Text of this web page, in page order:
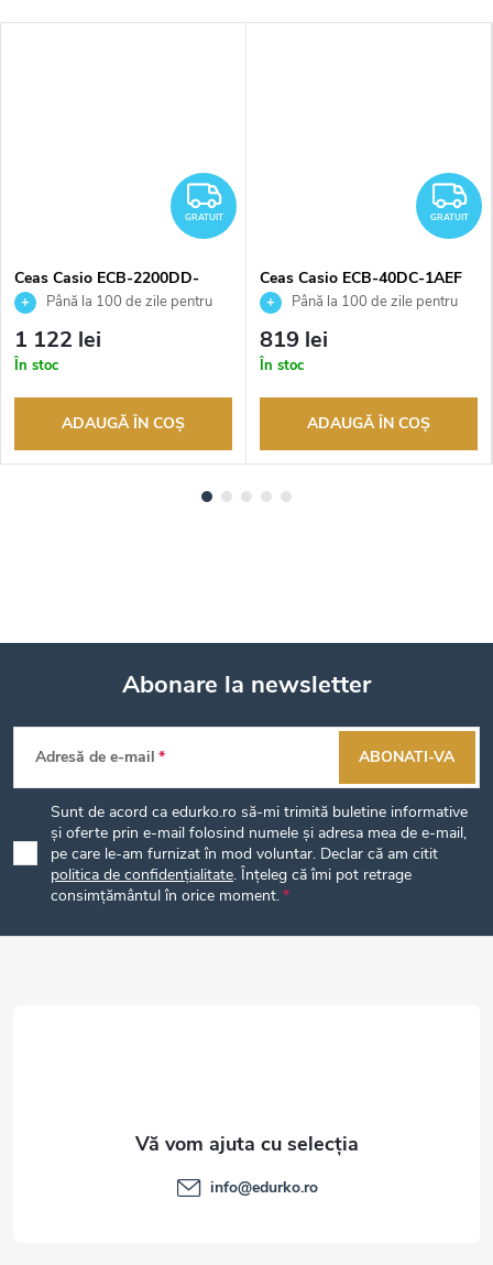
GRATUIT
GRATUIT
Ceas Casio ECB-2200DD-
1AEFPână la 100 de zile pentru
returnarea bunurilor. Vânzător
autorizat
1 122 lei
În stoc
ADAUGĂ ÎN COŞ
GRATUIT
Ceas Casio ECB-40DC-1AEF
Până la 100 de zile pentru
returnarea bunurilor. Vânzător
autorizat
819 lei
În stoc
ADAUGĂ ÎN COŞ
S
u
b
o
Abonare la newsletter
Adresă de e-mail
Sunt de acord ca edurko.ro să-mi trimită buletine informative
și oferte prin e-mail folosind numele și adresa mea de e-mail,
pe care le-am furnizat în mod voluntar. Declar că am citit
politica de confidențialitate. Înțeleg că îmi pot retrage
consimțământul în orice moment.
ABONATI-VA
info@edurko.ro